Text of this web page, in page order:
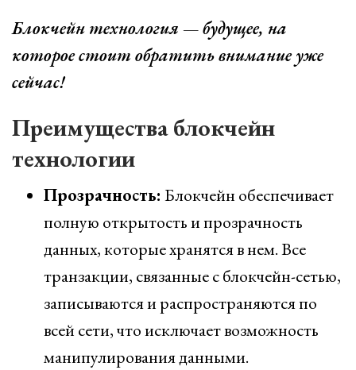
Блокчейн технология — будущее, на
которое стоит обратить внимание уже
сейчас!
Преимущества блокчейн
технологии
Прозрачность: Блокчейн обеспечивает
полную открытость и прозрачность
данных, которые хранятся в нем. Все
транзакции, связанные с блокчейн-сетью,
записываются и распространяются по
всей сети, что исключает возможность
манипулирования данными.